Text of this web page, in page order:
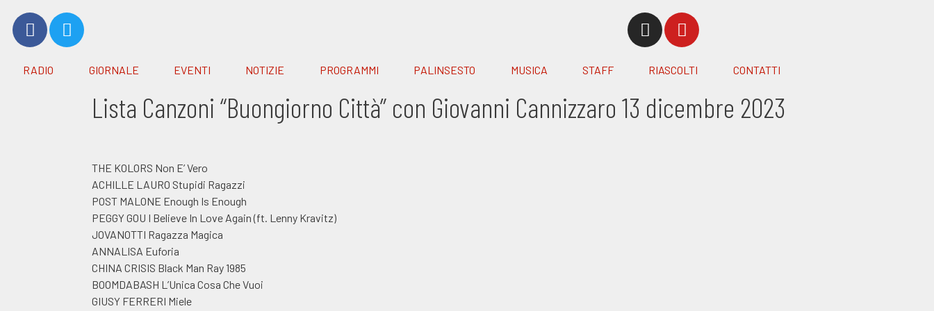
RADIO GIORNALE EVENTI NOTIZIE PROGRAMMI PALINSESTO MUSICA STAFF RIASCOLTI CONTATTI
Lista Canzoni “Buongiorno Città” con Giovanni Cannizzaro 13 dicembre 2023
THE KOLORS Non E’ Vero
ACHILLE LAURO Stupidi Ragazzi
POST MALONE Enough Is Enough
PEGGY GOU I Believe In Love Again (ft. Lenny Kravitz)
JOVANOTTI Ragazza Magica
ANNALISA Euforia
CHINA CRISIS Black Man Ray 1985
BOOMDABASH L’Unica Cosa Che Vuoi
GIUSY FERRERI Miele